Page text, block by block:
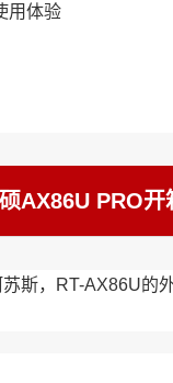
用体验
AX86U PRO开
斯，RT-AX86U的